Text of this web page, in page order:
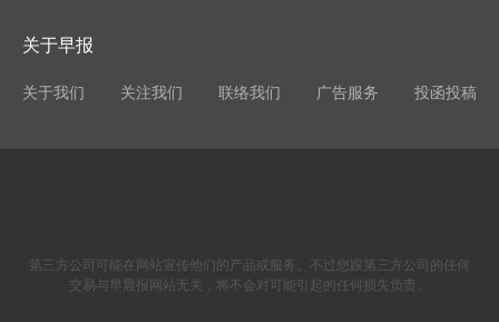
关于早报
关于我们 关注我们 联络我们 广告服务 投函投稿
第三方公司可能在网站宣传他们的产品或服务。不过您跟第三方公司的任何
交易与早晨报网站无关，将不会对可能引起的任何损失负责。